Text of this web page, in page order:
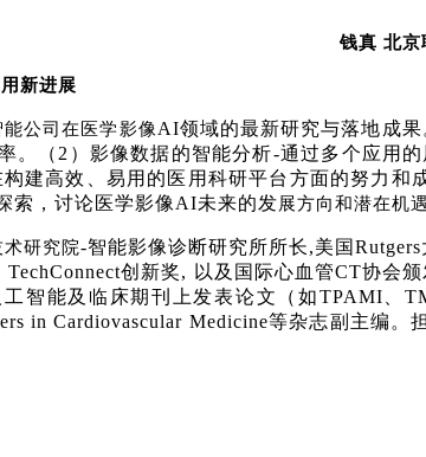
钱真 北京
新进展
公司在医学影像AI领域的最新研究与落地成
。（ 2 ）影像数据的智能分析-通过多个应用
建高效、易用的医用科研平台方面的努力
索，讨论医学影像AI未来的发展方向和潜在机遇
研究院-智能影像诊断研究所所长,美国Rutgers
TechConnect创新奖, 以及国际心血管CT协会
智能及临床期刊上发表论文（如TPAMI 、
in Cardiovascular Medicine等杂志副主编。